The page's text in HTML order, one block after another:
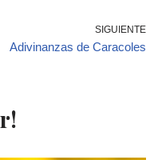
SIGUIENTE
Adivinanzas de Caracoles